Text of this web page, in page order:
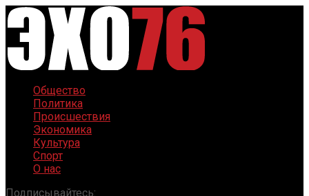
Общество
Политика
Происшествия
Экономика
Культура
Спорт
О нас
Подписывайтесь: